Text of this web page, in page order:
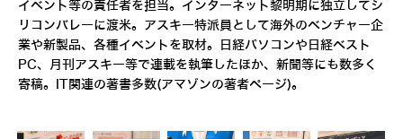
イベント等の責任者を担当。インターネット黎明期に独立してシ
リコンバレーに渡米。アスキー特派員として海外のベンチャー企
業や新製品、各種イベントを取材。日経パソコンや日経ベスト
PC、月刊アスキー等で連載を執筆したほか、新聞等にも数多く
寄稿。IT関連の著書多数(アマゾンの著者ページ)。